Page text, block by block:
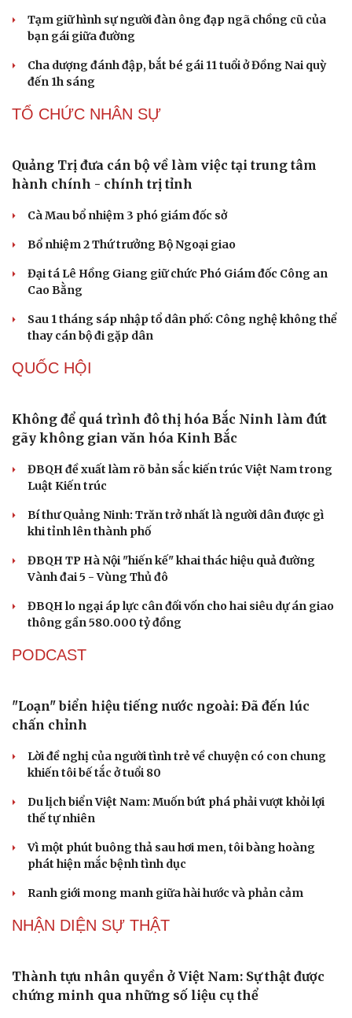
Tư vấn
Săn Tour
check-in
Câu chuyện thời sự
Cửa sổ tình yêu
Kể chuyện cho bé
Tạm giữ hình sự người đàn ông đạp ngã chồng cũ của
bạn gái giữa đường
Cha dượng đánh đập, bắt bé gái 11 tuổi ở Đồng Nai quỳ
đến 1h sáng
TỔ CHỨC NHÂN SỰ
Quảng Trị đưa cán bộ về làm việc tại trung tâm
hành chính - chính trị tỉnh
Cà Mau bổ nhiệm 3 phó giám đốc sở
Bổ nhiệm 2 Thứ trưởng Bộ Ngoại giao
Đại tá Lê Hồng Giang giữ chức Phó Giám đốc Công an
Cao Bằng
Sau 1 tháng sáp nhập tổ dân phố: Công nghệ không thể
thay cán bộ đi gặp dân
QUỐC HỘI
Không để quá trình đô thị hóa Bắc Ninh làm đứt
gãy không gian văn hóa Kinh Bắc
ĐBQH đề xuất làm rõ bản sắc kiến trúc Việt Nam trong
Luật Kiến trúc
Bí thư Quảng Ninh: Trăn trở nhất là người dân được gì
khi tỉnh lên thành phố
ĐBQH TP Hà Nội "hiến kế" khai thác hiệu quả đường
Vành đai 5 - Vùng Thủ đô
ĐBQH lo ngại áp lực cân đối vốn cho hai siêu dự án giao
thông gần 580.000 tỷ đồng
PODCAST
"Loạn" biển hiệu tiếng nước ngoài: Đã đến lúc
chấn chỉnh
Lời đề nghị của người tình trẻ về chuyện có con chung
khiến tôi bế tắc ở tuổi 80
Du lịch biển Việt Nam: Muốn bứt phá phải vượt khỏi lợi
thế tự nhiên
Vì một phút buông thả sau hơi men, tôi bàng hoàng
phát hiện mắc bệnh tình dục
Ranh giới mong manh giữa hài hước và phản cảm
NHẬN DIỆN SỰ THẬT
Thành tựu nhân quyền ở Việt Nam: Sự thật được
chứng minh qua những số liệu cụ thể